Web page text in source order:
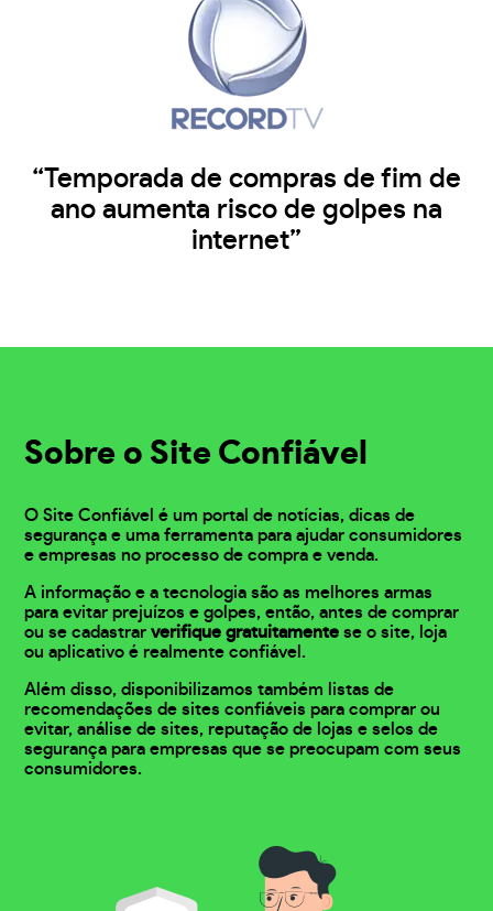
“Temporada de compras de fim de
ano aumenta risco de golpes na
internet”
Sobre o Site Confiável
O Site Confiável é um portal de notícias, dicas de
segurança e uma ferramenta para ajudar consumidores
e empresas no processo de compra e venda.
A informação e a tecnologia são as melhores armas
para evitar prejuízos e golpes, então, antes de comprar
ou se cadastrarverifique gratuitamente se o site, loja
ou aplicativo é realmente confiável.
Além disso, disponibilizamos também listas de
recomendações de sites confiáveis para comprar ou
evitar, análise de sites, reputação de lojas e selos de
segurança para empresas que se preocupam com seus
consumidores.